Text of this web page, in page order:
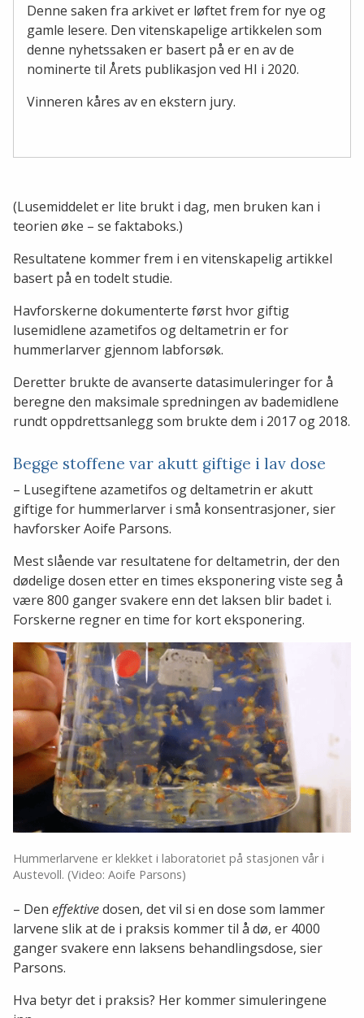
Denne saken fra arkivet er løftet frem for nye og
gamle lesere. Den vitenskapelige artikkelen som
denne nyhetssaken er basert på er en av de
nominerte til Årets publikasjon ved HI i 2020.
Vinneren kåres av en ekstern jury.
(Lusemiddelet er lite brukt i dag, men bruken kan i
teorien øke – se faktaboks.)
Resultatene kommer frem i en vitenskapelig artikkel
basert på en todelt studie.
Havforskerne dokumenterte først hvor giftig
lusemidlene azametifos og deltametrin er for
hummerlarver gjennom labforsøk.
Deretter brukte de avanserte datasimuleringer for å
beregne den maksimale spredningen av bademidlene
rundt oppdrettsanlegg som brukte dem i 2017 og 2018.
Begge stoffene var akutt giftige i lav dose
– Lusegiftene azametifos og deltametrin er akutt
giftige for hummerlarver i små konsentrasjoner, sier
havforsker Aoife Parsons.
Mest slående var resultatene for deltametrin, der den
dødelige dosen etter en times eksponering viste seg å
være 800 ganger svakere enn det laksen blir badet i.
Forskerne regner en time for kort eksponering.
Stopp
Hummerlarvene er klekket i laboratoriet på stasjonen vår i
Austevoll. (Video: Aoife Parsons)
– Den effektivedosen, det vil si en dose som lammer
larvene slik at de i praksis kommer til å dø, er 4000
ganger svakere enn laksens behandlingsdose, sier
Parsons.
Hva betyr det i praksis? Her kommer simuleringene